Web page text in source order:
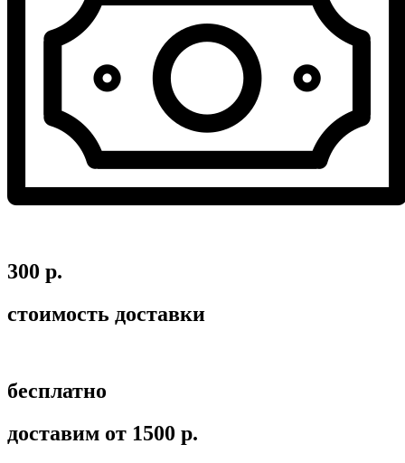
300 р.
стоимость доставки
бесплатно
доставим от 1500 р.